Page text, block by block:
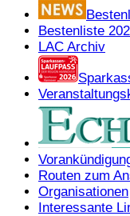
Bestenliste
LAC Archiv
Routen zum
Organisationen
Interessante